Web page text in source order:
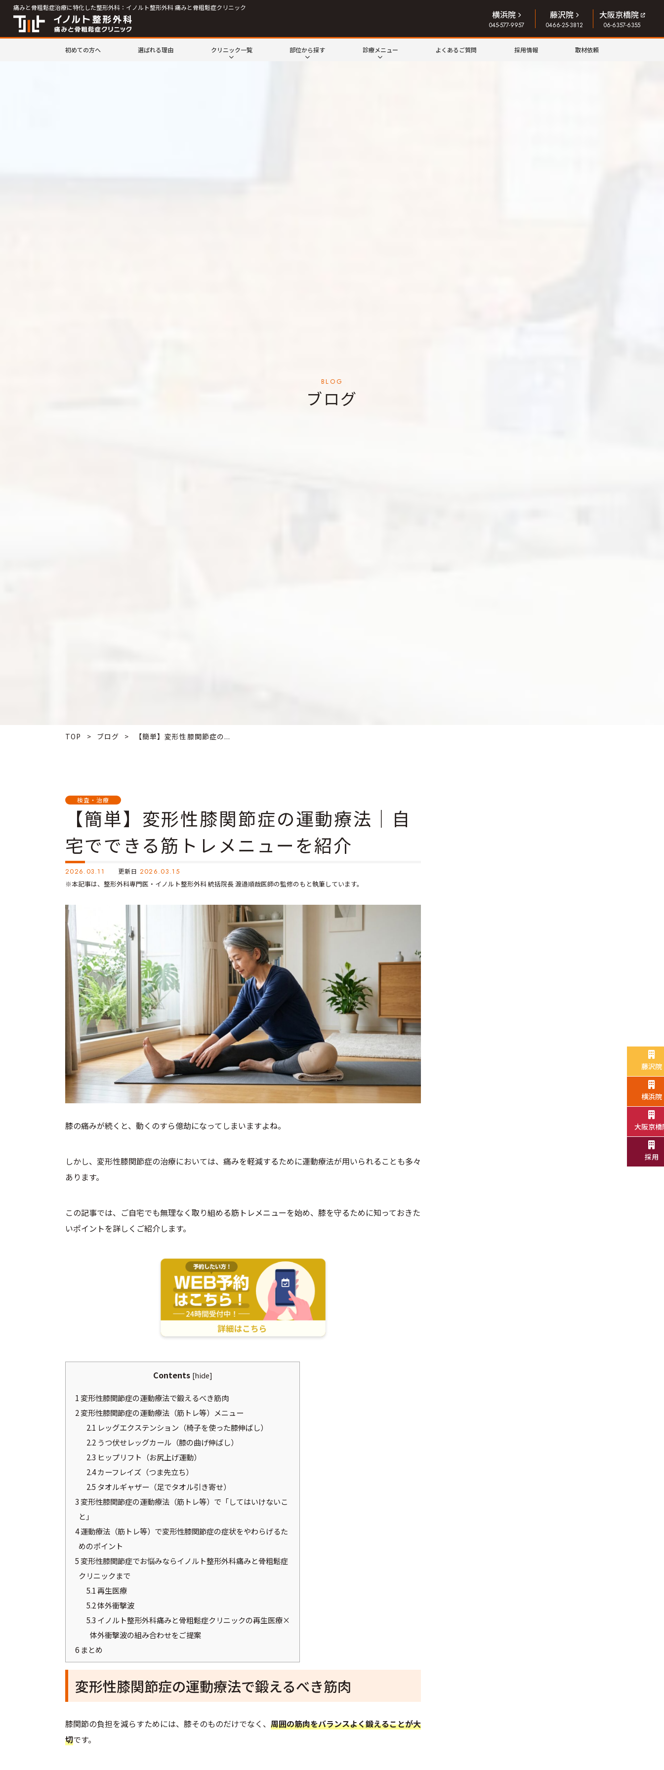
痛みと骨粗鬆症治療に特化した整形外科：イノルト整形外科 痛みと骨粗鬆症クリニック
横浜院
045-577-9957
藤沢院
0466-25-3812
大阪京橋院
06-6357-6355
初めての方へ 選ばれる理由 クリニック一覧 部位から探す 診療メニュー よくあるご質問 採用情報 取材依頼
藤沢院
横浜院
大阪京橋
採用
BLOG
ブログ
TOP > ブログ > 【簡単】変形性膝関節症の...
検査・治療
【簡単】変形性膝関節症の運動療法｜自
宅でできる筋トレメニューを紹介
2026.03.11 更新日 2026.03.15
※本記事は、整形外科専門医・イノルト整形外科 統括院長 渡邉順哉医師の監修のもと執筆しています。
膝の痛みが続くと、動くのすら億劫になってしまいますよね。
しかし、変形性膝関節症の治療においては、痛みを軽減するために運動療法が用いられることも多々
あります。
この記事では、ご自宅でも無理なく取り組める筋トレメニューを始め、膝を守るために知っておきた
いポイントを詳しくご紹介します。
Contents [hide]
1 変形性膝関節症の運動療法で鍛えるべき筋肉
2変形性膝関節症の運動療法（筋トレ等）メニュー
2.1 レッグエクステンション（椅子を使った膝伸ばし）
2.2うつ伏せレッグカール（膝の曲げ伸ばし）
2.3 ヒップリフト（お尻上げ運動）
2.4カーフレイズ（つま先立ち）
2.5 タオルギャザー（足でタオル引き寄せ）
3 変形性膝関節症の運動療法（筋トレ等）で「してはいけないこ
と」
4運動療法（筋トレ等）で変形性膝関節症の症状をやわらげるた
めのポイント
5 変形性膝関節症でお悩みならイノルト整形外科痛みと骨粗鬆症
クリニックまで
5.1再生医療
5.2体外衝撃波
5.3 イノルト整形外科痛みと骨粗鬆症クリニックの再生医療×
体外衝撃波の組み合わせをご提案
6まとめ
変形性膝関節症の運動療法で鍛えるべき筋肉
膝関節の負担を減らすためには、膝そのものだけでなく、 周囲の筋肉をバランスよく鍛えることが大
切です。